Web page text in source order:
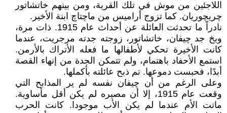
اللاجئين من موش في تلك القرية، ومن بينهم خاتشاتور
چريچوريان. كما تزوج أراميس من ماچتاچ ابنة الأخير.
نادراً ما تحدثت العائلة عن أحداث عام 1915. ذات مرة،
وبخ جد چيفان، خاتشاتور، زوجته جدته مرجريت، عندما
كانت الأخيرة تحكي لأطفالها ما فعله الأتراك بالأرمن.
استمع الأحفاد باهتمام، ولم تتمكن الجدة من إنهاء القصة
أبدًا، فحبست دموعها. تم ذبح عائلته بأكملها.
وعلى الرغم من أن چيفان نفسه لم ير المذابح التي
وقعت عام 1915، إلا أن مصيره لم يكن أقل مأساوية.
ماتت الأم عندما لم يكن الأب موجودا. كانت الحرب